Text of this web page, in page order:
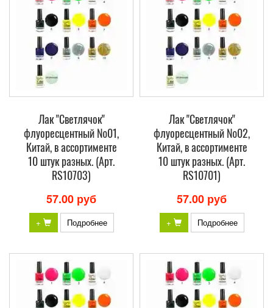
Лак "Светлячок"
флуоресцентный №01,
Китай, в ассортименте
10 штук разных. (Арт.
RS10703)
57.00 руб
+ Подробнее
Лак "Светлячок"
флуоресцентный №02,
Китай, в ассортименте
10 штук разных. (Арт.
RS10701)
57.00 руб
+ Подробнее